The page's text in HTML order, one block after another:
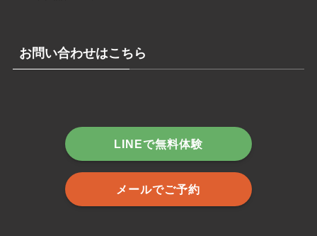
お問い合わせはこちら
LINEで無料体験
メールでご予約